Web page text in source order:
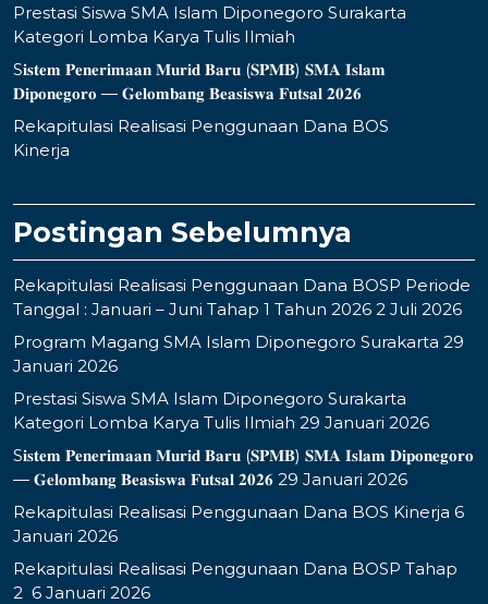
Prestasi Siswa SMA Islam Diponegoro Surakarta
Kategori Lomba Karya Tulis Ilmiah
S𝐢𝐬𝐭𝐞𝐦 𝐏𝐞𝐧𝐞𝐫𝐢𝐦𝐚𝐚𝐧 𝐌𝐮𝐫𝐢𝐝 𝐁𝐚𝐫𝐮 (𝐒𝐏𝐌𝐁) 𝐒𝐌𝐀 𝐈𝐬𝐥𝐚𝐦
𝐃𝐢𝐩𝐨𝐧𝐞𝐠𝐨𝐫𝐨 — 𝐆𝐞𝐥𝐨𝐦𝐛𝐚𝐧𝐠 𝐁𝐞𝐚𝐬𝐢𝐬𝐰𝐚 𝐅𝐮𝐭𝐬𝐚𝐥 𝟐𝟎𝟐𝟔
Rekapitulasi Realisasi Penggunaan Dana BOS
Kinerja
Postingan Sebelumnya
Rekapitulasi Realisasi Penggunaan Dana BOSP Periode
Tanggal : Januari – Juni Tahap 1 Tahun 2026 2 Juli 2026
Program Magang SMA Islam Diponegoro Surakarta 29
Januari 2026
Prestasi Siswa SMA Islam Diponegoro Surakarta
Kategori Lomba Karya Tulis Ilmiah 29 Januari 2026
S𝐢𝐬𝐭𝐞𝐦 𝐏𝐞𝐧𝐞𝐫𝐢𝐦𝐚𝐚𝐧 𝐌𝐮𝐫𝐢𝐝 𝐁𝐚𝐫𝐮 (𝐒𝐏𝐌𝐁) 𝐒𝐌𝐀 𝐈𝐬𝐥𝐚𝐦 𝐃𝐢𝐩𝐨𝐧𝐞𝐠𝐨𝐫𝐨
— 𝐆𝐞𝐥𝐨𝐦𝐛𝐚𝐧𝐠 𝐁𝐞𝐚𝐬𝐢𝐬𝐰𝐚 𝐅𝐮𝐭𝐬𝐚𝐥 𝟐𝟎𝟐𝟔 29 Januari 2026
Rekapitulasi Realisasi Penggunaan Dana BOS Kinerja 6
Januari 2026
Rekapitulasi Realisasi Penggunaan Dana BOSP Tahap
2 6 Januari 2026